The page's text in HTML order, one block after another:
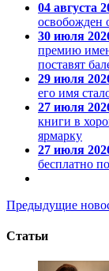
04 августа
освобожден
30 июля
премию
поставят
29 июля
его имя
27 июля
книги в
ярмарку
27 июля
бесплатно
Предыдущие
Статьи